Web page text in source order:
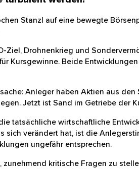
Stanzl auf eine bewegte
Ziel, Drohnenkrieg und
für Kursgewinne. Beide
Anleger haben Aktien
stiegen. Jetzt ist Sand im
die tatsächliche wirtschaftliche
Was sich verändert